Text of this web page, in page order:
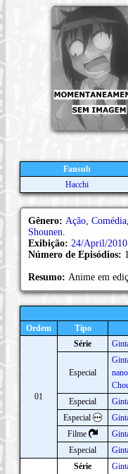
Fansub
Hacchi
Gênero: Ação Comédia
Shounen
Exibição: 24/April/2010
Número de Episódios: 1
Resumo: Anime em
Ordem
Tipo
01
Série
Especial
Especial
Especial
Filme
Especial
Série